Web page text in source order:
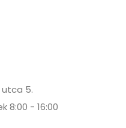
utca 5.
8:00 - 16:00